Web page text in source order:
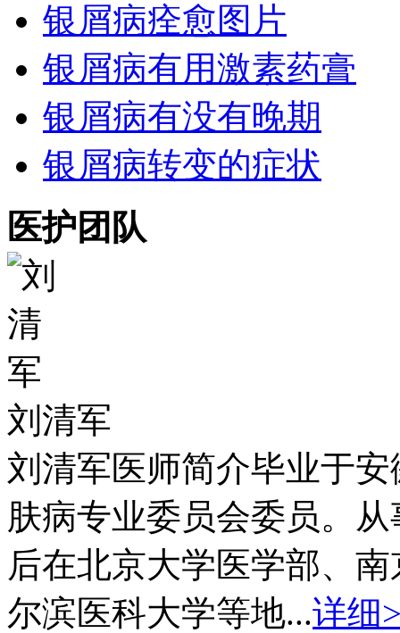
银屑病痊愈图片
银屑病有用激素药膏
银屑病有没有晚期
银屑病转变的症状
医护团队
刘清军
刘清军医师简介毕业于
肤病专业委员会委员。
后在北京大学医学部、
尔滨医科大学等地...详细